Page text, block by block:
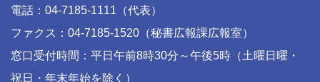
電話：04-7185-1111（代表）
ファクス：04-7185-1520（秘書広報課広報室）
窓口受付時間：平日午前8時30分～午後5時（土曜日曜・
祝日・年末年始を除く）